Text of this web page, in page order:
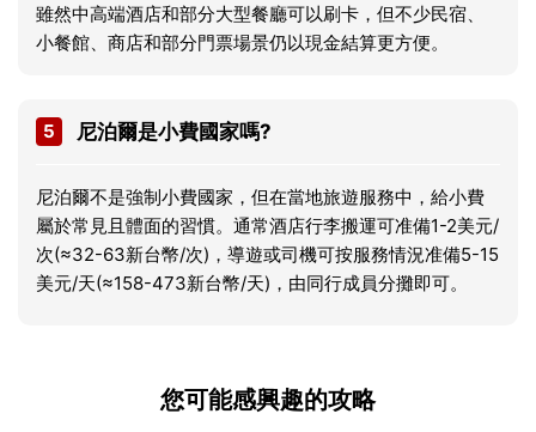
雖然中高端酒店和部分大型餐廳可以刷卡，但不少民宿、
小餐館、商店和部分門票場景仍以現金結算更方便。
5 尼泊爾是小費國家嗎?
尼泊爾不是強制小費國家，但在當地旅遊服務中，給小費
屬於常見且體面的習慣。通常酒店行李搬運可准備1-2美元/
次(≈32-63新台幣/次)，導遊或司機可按服務情況准備5-15
美元/天(≈158-473新台幣/天)，由同行成員分攤即可。
您可能感興趣的攻略